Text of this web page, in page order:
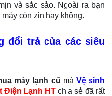
và sắc sảo. Ngoài ra bạn
còn zin hay không.
đổi trả của các siêu
máy lạnh cũ mà Vệ sinh
Điện Lạnh HTchia sẻ đã rất